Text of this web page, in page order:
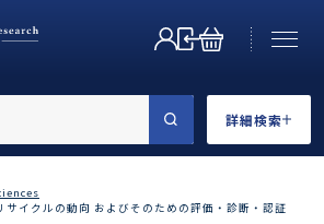
詳細検索
サイクルの動向 およびそのための評価・診断・認証